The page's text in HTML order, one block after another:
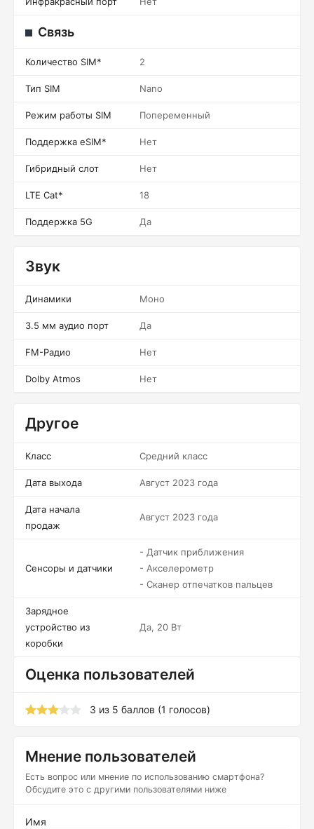
Связь
Количество SIM* 2
Тип SIM Nano
Режим работы SIM Попеременный
Поддержка eSIM* Нет
Гибридный слот Нет
LTE Cat* 18
Поддержка 5G Да
Звук
Динамики Моно
3.5 мм аудио порт Да
FM-Радио Нет
Dolby Atmos Нет
Другое
Класс Средний класс
Дата выхода Август 2023 года
Дата начала
продаж
Август 2023 года
Сенсоры и датчики
- Датчик приближения
- Акселерометр
- Сканер отпечатков пальцев
Зарядное
устройство из
коробки
Да, 20 Вт
Оценка пользователей
3 из 5 баллов (1 голосов)
Мнение пользователей
Есть вопрос или мнение по использованию смартфона?
Обсудите это с другими пользователями ниже
Имя